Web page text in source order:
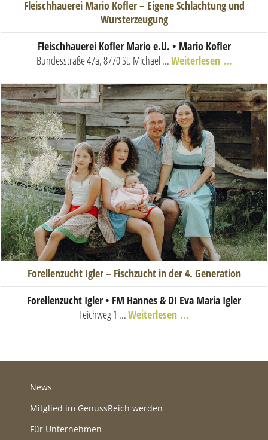
Fleischhauerei Mario Kofler – Eigene Schlachtung und
Wursterzeugung
Fleischhauerei Kofler Mario e.U. • Mario Kofler
Bundesstraße 47a, 8770 St. Michael...Weiterlesen …
Forellenzucht Igler – Fischzucht in der 4. Generation
Forellenzucht Igler • FM Hannes & DI Eva Maria Igler
Teichweg 1 ...Weiterlesen …
News
Mitglied im GenussReich werden
Für Unternehmen